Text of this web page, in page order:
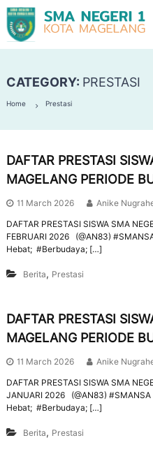
CATEGORY: PRESTASI
Home Prestasi
DAFTAR PRESTASI
MAGELANG PERIODE
11 March 2026 Anike
DAFTAR PRESTASI SISWA SMA
FEBRUARI 2026 (@AN83)
Hebat; #Berbudaya; […]
Berita, Prestasi
DAFTAR PRESTASI
MAGELANG PERIODE
11 March 2026 Anike
DAFTAR PRESTASI SISWA SMA
JANUARI 2026 (@AN83)
Hebat; #Berbudaya; […]
Berita, Prestasi